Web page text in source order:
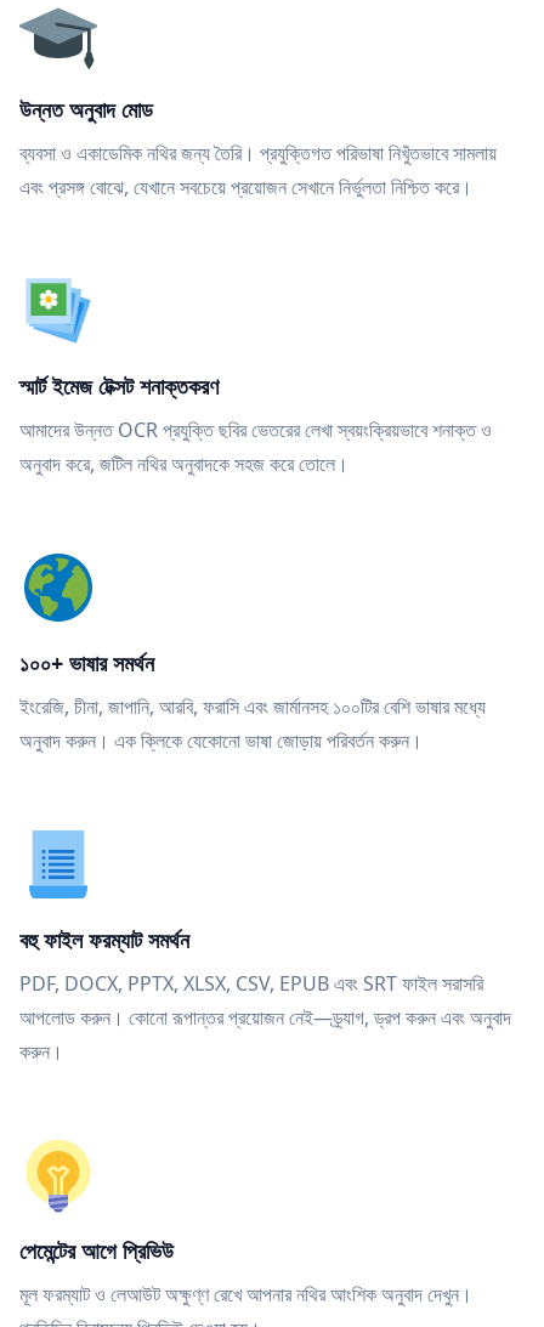
উন্নত অনুবাদ মোড
ব্যবসা ও একাডেমিক নথির জন্য তৈরি। প্রযুক্তিগত পরিভাষা নিখুঁতভাবে সামলায়
এবং প্রসঙ্গ বোঝে, যেখানে সবচেয়ে প্রয়োজন সেখানে নির্ভুলতা নিশ্চিত করে।
স্মার্ট ইমেজ টেক্সট শনাক্তকরণ
আমাদের উন্নত OCR প্রযুক্তি ছবির ভেতরের লেখা স্বয়ংক্রিয়ভাবে শনাক্ত ও
অনুবাদ করে, জটিল নথির অনুবাদকে সহজ করে তোলে।
১০০+ ভাষার সমর্থন
ইংরেজি, চীনা, জাপানি, আরবি, ফরাসি এবং জার্মানসহ ১০০টির বেশি ভাষার মধ্যে
অনুবাদ করুন। এক ক্লিকে যেকোনো ভাষা জোড়ায় পরিবর্তন করুন।
বহু ফাইল ফরম্যাট সমর্থন
PDF, DOCX, PPTX, XLSX, CSV, EPUB এবং SRT ফাইল সরাসরি
আপলোড করুন। কোনো রূপান্তর প্রয়োজন নেই—ড্র্যাগ, ড্রপ করুন এবং অনুবাদ
করুন।
পেমেন্টের আগে প্রিভিউ
মূল ফরম্যাট ও লেআউট অক্ষুণ্ণ রেখে আপনার নথির আংশিক অনুবাদ দেখুন।